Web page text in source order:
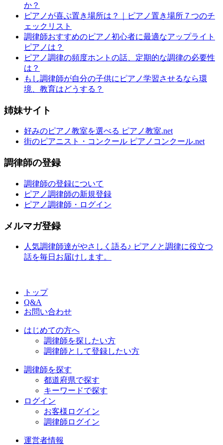
か？
ピアノが喜ぶ置き場所は？｜ピアノ置き場所７つのチ
ェックリスト
調律師おすすめのピアノ初心者に最適なアップライト
ピアノは？
ピアノ調律の頻度ホントの話、定期的な調律の必要性
は？
もし調律師が自分の子供にピアノ学習させるなら環
境、教育はどうする？
姉妹サイト
好みのピアノ教室を選べる ピアノ教室.net
街のピアニスト・コンクール ピアノコンクール.net
調律師の登録
調律師の登録について
ピアノ調律師の新規登録
ピアノ調律師・ログイン
メルマガ登録
人気調律師達がやさしく語る♪ ピアノと調律に役立つ
話を毎日お届けします。
トップ
Q&A
お問い合わせ
はじめての方へ
調律師を探したい方
調律師として登録したい方
調律師を探す
都道府県で探す
キーワードで探す
ログイン
お客様ログイン
調律師ログイン
運営者情報